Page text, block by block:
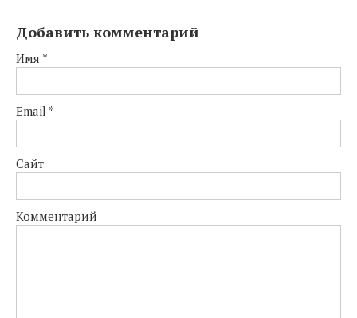
Добавить комментарий
Имя *
Email *
Сайт
Комментарий